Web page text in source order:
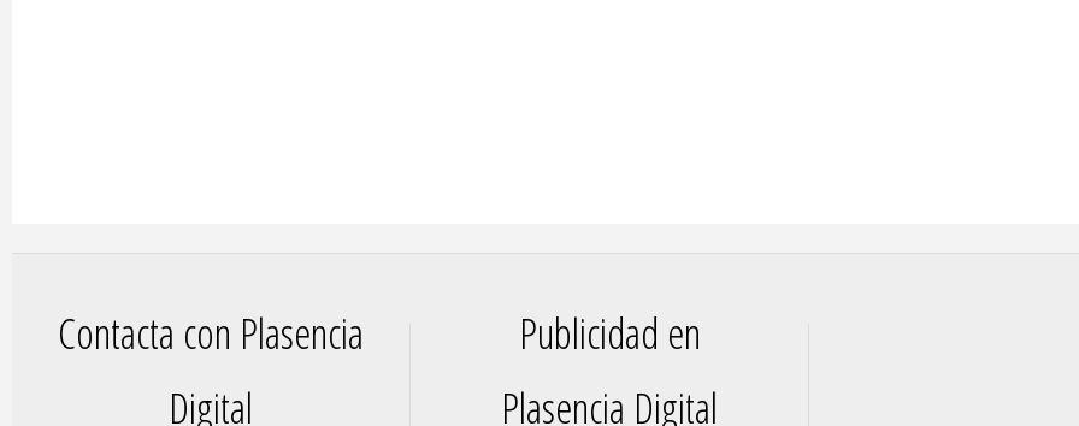
Contacta con Plasencia
Digital
Publicidad en
Plasencia Digital